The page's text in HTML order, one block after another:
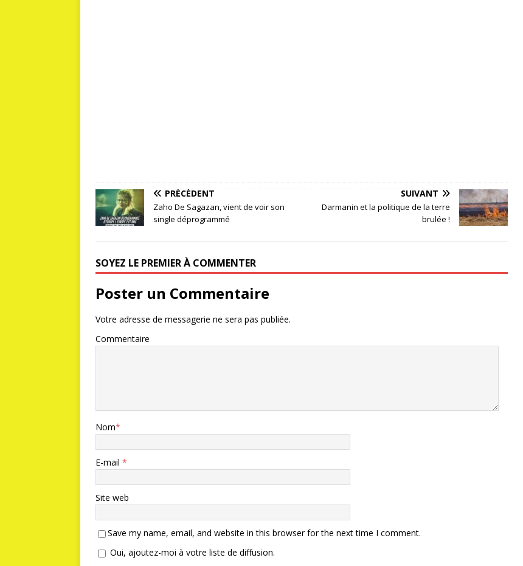
PRÉCÉDENT
Zaho De Sagazan, vient de voir son
single déprogrammé
SUIVANT
Darmanin et la politique de la terre
brulée !
SOYEZ LE PREMIER À COMMENTER
Poster un Commentaire
Votre adresse de messagerie ne sera pas publiée.
Commentaire
Nom*
E-mail *
Site web
Save my name, email, and website in this browser for the next time I comment.
Oui, ajoutez-moi à votre liste de diffusion.